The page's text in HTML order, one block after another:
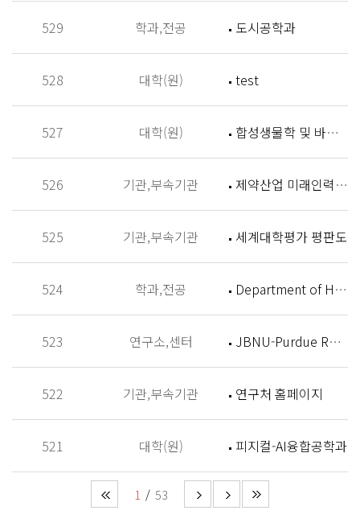
529 학과,전공 도시공학과
528 대학(원) test
527 대학(원) 합성생물학 및 바이오신소재개발 연구실 (Synthetic Biology and Biomaterials Lab,SBBL)
526 기관,부속기관 제약산업 미래인력 양성센터 홈페이지
525 기관,부속기관 세계대학평가 평판도
524 학과,전공 Department of History
523 연구소,센터 JBNU-Purdue Research Institute (JPRI)
522 기관,부속기관 연구처 홈페이지
521 대학(원) 피지컬-AI융합공학과
1 53